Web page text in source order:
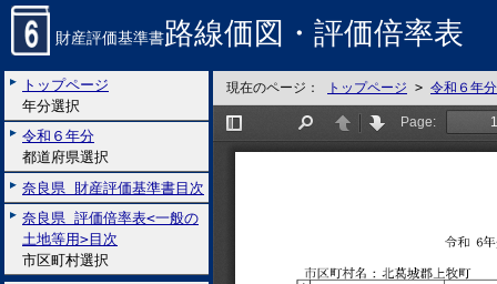
財産評価基準書路線価図・評価倍率表
トップページ
年分選択
令和６年分
都道府県選択
奈良県 財産評価基準書目次
奈良県 評価倍率表<一般の
土地等用>目次
市区町村選択
現在のページ： トップページ > 令和６年分